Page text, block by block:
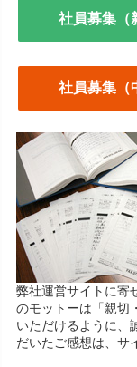
社員募集（
社員募集（
弊社運営サイトに寄
のモットーは「親切
いただけるように、
だいたご感想は、サ